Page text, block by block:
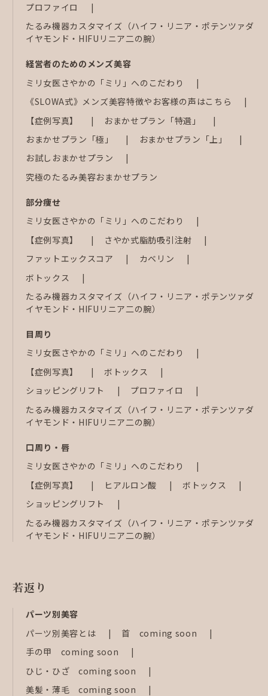
プロファイロ
たるみ機器カスタマイズ（ハイフ・リニア・ポテンツァダ
イヤモンド・HIFUリニア二の腕）
経営者のためのメンズ美容
ミリ女医さやかの「ミリ」へのこだわり
《SLOWA式》メンズ美容特徴やお客様の声はこちら
【症例写真】
おまかせプラン「特選」
おまかせプラン「極」
おまかせプラン「上」
お試しおまかせプラン
究極のたるみ美容おまかせプラン
部分痩せ
ミリ女医さやかの「ミリ」へのこだわり
【症例写真】
さやか式脂肪吸引注射
ファットエックスコア
カベリン
ボトックス
たるみ機器カスタマイズ（ハイフ・リニア・ポテンツァダ
イヤモンド・HIFUリニア二の腕）
目周り
ミリ女医さやかの「ミリ」へのこだわり
【症例写真】
ボトックス
ショッピングリフト
プロファイロ
たるみ機器カスタマイズ（ハイフ・リニア・ポテンツァダ
イヤモンド・HIFUリニア二の腕）
口周り・唇
ミリ女医さやかの「ミリ」へのこだわり
【症例写真】
ヒアルロン酸
ボトックス
ショッピングリフト
たるみ機器カスタマイズ（ハイフ・リニア・ポテンツァダ
イヤモンド・HIFUリニア二の腕）
若返り
パーツ別美容
パーツ別美容とは
首 coming soon
手の甲 coming soon
ひじ・ひざ coming soon
美髪・薄毛 coming soon